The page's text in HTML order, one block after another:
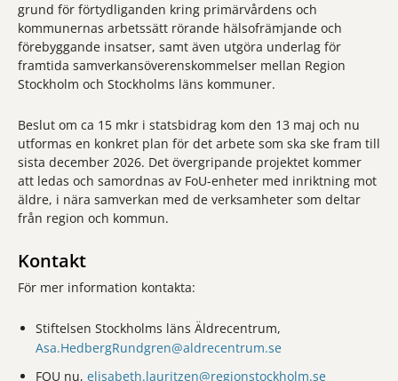
grund för förtydliganden kring primärvårdens och
kommunernas arbetssätt rörande hälsofrämjande och
förebyggande insatser, samt även utgöra underlag för
framtida samverkansöverenskommelser mellan Region
Stockholm och Stockholms läns kommuner.
Beslut om ca 15 mkr i statsbidrag kom den 13 maj och nu
utformas en konkret plan för det arbete som ska ske fram till
sista december 2026. Det övergripande projektet kommer
att ledas och samordnas av FoU-enheter med inriktning mot
äldre, i nära samverkan med de verksamheter som deltar
från region och kommun.
Kontakt
För mer information kontakta:
Stiftelsen Stockholms läns Äldrecentrum,
Asa.HedbergRundgren@aldrecentrum.se
FOU nu, elisabeth.lauritzen@regionstockholm.se